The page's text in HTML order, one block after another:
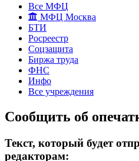
Все МФЦ
МФЦ Москва
БТИ
Росреестр
Соцзащита
Биржа труда
ФНС
Инфо
Все учреждения
Сообщить об
Текст, который будет
редакторам: